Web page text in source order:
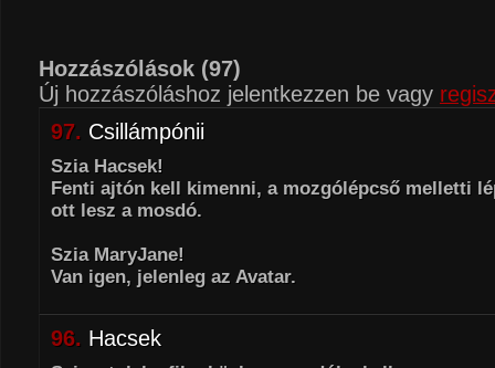
Hozzászólások (97)
Új hozzászóláshoz jelentkezzen be vagy
97. Csillámpónii
Szia Hacsek!
Fenti ajtón kell kimenni, a mozgólépcső melletti
ott lesz a mosdó.
Szia MaryJane!
Van igen, jelenleg az Avatar.
96. Hacsek